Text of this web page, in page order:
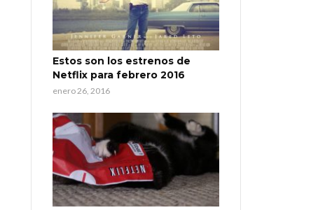
Estos son los estrenos de
Netflix para febrero 2016
enero 26, 2016